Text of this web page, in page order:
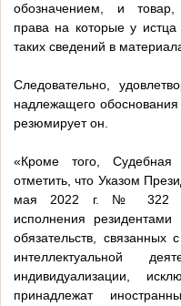
обозначением, и товар,
права на которые у истца
таких сведений в
Следовательно,
надлежащего
резюмирует он.
«Кроме того, Судебная
отметить, что Указом
мая 2022 г. № 322
исполнения
обязательств, связанных
интеллектуальной
индивидуализации,
принадлежат